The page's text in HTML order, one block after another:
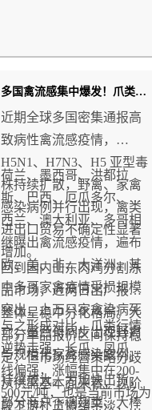
多国禽流感集中爆发！爪类逆势上涨200-500元/吨，后市能否持续？
近期全球多国密集通报高
致病性禽流感疫情，
H5N1、H7N3、H5 亚型毒
株持续扩散，野禽、家禽
感染病例并行出现，禽类
进出口贸易不确定性显著
增加。
荷兰、墨西哥、洪都拉
斯、巴西、厄瓜多尔、新
西兰、澳大利亚、多哥相
继曝出禽流感疫情，遍布
欧、美、非、大洋洲。其
中多哥家禽疫情受损规模
突出，上万只家禽染病死
亡；墨西哥同步出现野禽
与规模化家禽感染案例。
回到国内山东肉鸡分割冻
品市场，近两日出厂报价
整体呈稳中分化格局。大
部分单品报价区间保持稳
定，但市场经营策略分歧
持续放大。为加快出货，
部分商户下调翅类、大棒
与之形成对比，爪类行情
逆势走强，长爪、凤爪全
线偏强，涨幅集中在200-
500元/吨，也是当前市场为
从供需基本面来看，现阶
段下游补货情绪平淡，贸